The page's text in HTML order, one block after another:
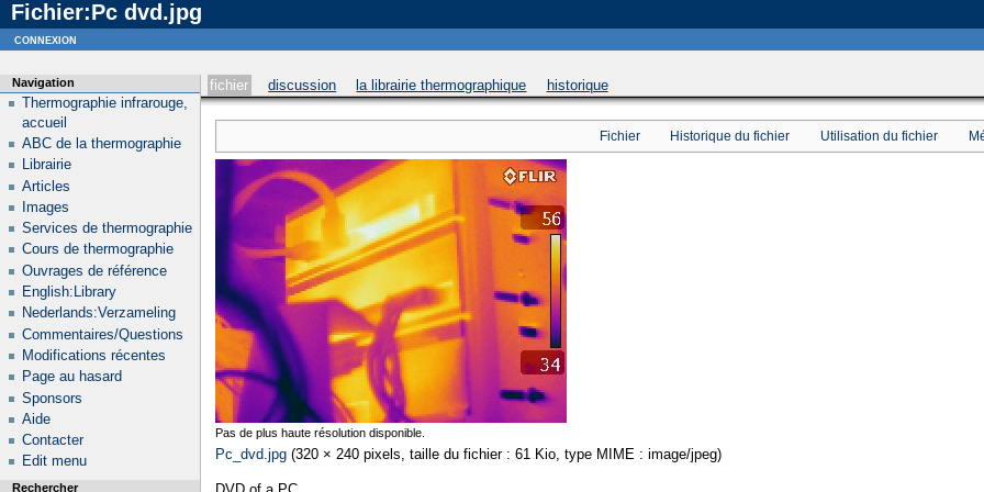
Notice: curl_setopt_array(): CURLOPT_SSL_VERIFYHOST no longer accepts the value 1, value 2 will be used instead in
Fichier:Pc dvd.jpg
fichier discussion la librairie thermographique historique
Fichier Historique du fichier Utilisation du fichier
Pas de plus haute résolution disponible.
Pc_dvd.jpg (320 × 240 pixels, taille du fichier : 61 Kio, type MIME : image/jpeg)
Navigation
Thermographie infrarouge,
accueil
ABC de la thermographie
Librairie
Articles
Images
Services de thermographie
Cours de thermographie
Ouvrages de référence
English:Library
Nederlands:Verzameling
Commentaires/Questions
Modifications récentes
Page au hasard
Sponsors
Aide
Contacter
Edit menu
Rechercher
connexion